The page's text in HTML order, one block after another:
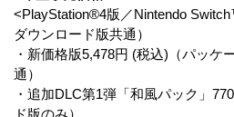
<PlayStation®4版／Nintendo
ダウンロード版共通）
・新価格版5,478円 (税込)（パッケ
通）
・追加DLC第1弾「和風パック」
ド版のみ）